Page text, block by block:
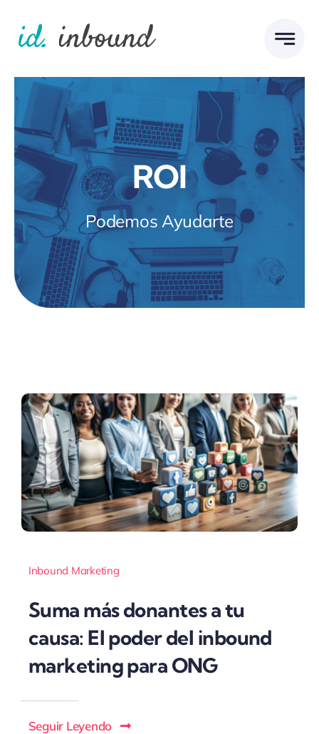
content
ROI
Podemos Ayudarte
Inbound Marketing
Suma más donantes a tu
causa: El poder del inbound
marketing para ONG
Seguir Leyendo